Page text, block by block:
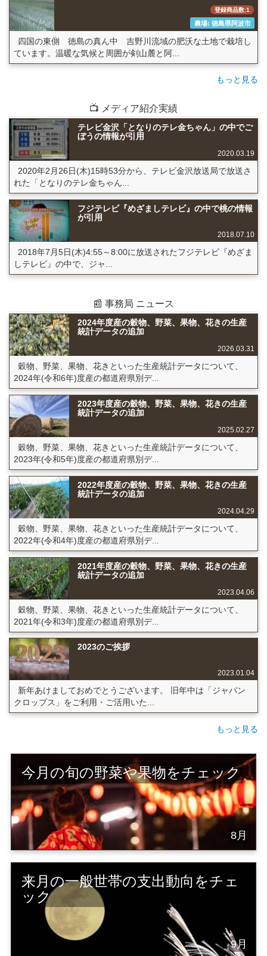
登録商品数:1
農場: 徳島県阿波市
四国の東側 徳島の真ん中 吉野川流域の肥沃な土地で栽培し
ています。温暖な気候と周囲が剣山麓と阿...
もっと見る
📺 メディア紹介実績
テレビ金沢「となりのテレ金ちゃん」の中でご
ぼうの情報が引用
2020.03.19
2020年2月26日(木)15時53分から、テレビ金沢放送局で放送さ
れた「となりのテレ金ちゃん...
フジテレビ『めざましテレビ』の中で桃の情報
が引用
2018.07.10
2018年7月5日(木)4:55～8:00に放送されたフジテレビ『めざま
しテレビ』の中で、ジャ...
📰 事務局 ニュース
2024年度産の穀物、野菜、果物、花きの生産
統計データの追加
2026.03.31
穀物、野菜、果物、花きといった生産統計データについて、
2024年(令和6年)度産の都道府県別デ...
2023年度産の穀物、野菜、果物、花きの生産
統計データの追加
2025.02.27
穀物、野菜、果物、花きといった生産統計データについて、
2023年(令和5年)度産の都道府県別デ...
2022年度産の穀物、野菜、果物、花きの生産
統計データの追加
2024.04.29
穀物、野菜、果物、花きといった生産統計データについて、
2022年(令和4年)度産の都道府県別デ...
2021年度産の穀物、野菜、果物、花きの生産
統計データの追加
2023.04.06
穀物、野菜、果物、花きといった生産統計データについて、
2021年(令和3年)度産の都道府県別デ...
2023のご挨拶
2023.01.04
新年あけましておめでとうございます。 旧年中は「ジャパン
クロップス」をご利用・ご活用いた...
もっと見る
今月の旬の野菜や果物をチェック
8月
来月の一般世帯の支出動向をチェ
ック
9月